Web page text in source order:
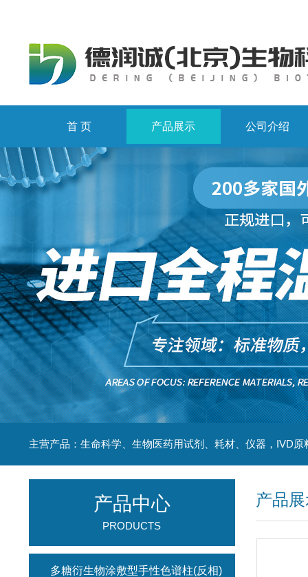
首 页 产品展示 公司介绍
主营产品：生命科学、生物医药用试剂、耗材、仪器，IVD原
产品
产品中心
PRODUCTS
多糖衍生物涂敷型手性色谱柱(反相)